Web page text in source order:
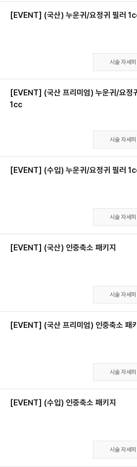
[EVENT] (국산) 누운귀/요정귀 필러
시술 자세히
[EVENT] (국산 프리미엄) 누운귀/요정
1cc
시술 자세히
[EVENT] (수입) 누운귀/요정귀 필러
시술 자세히
[EVENT] (국산) 인중축소 패키지
시술 자세히
[EVENT] (국산 프리미엄) 인중축소 패
시술 자세히
[EVENT] (수입) 인중축소 패키지
시술 자세히